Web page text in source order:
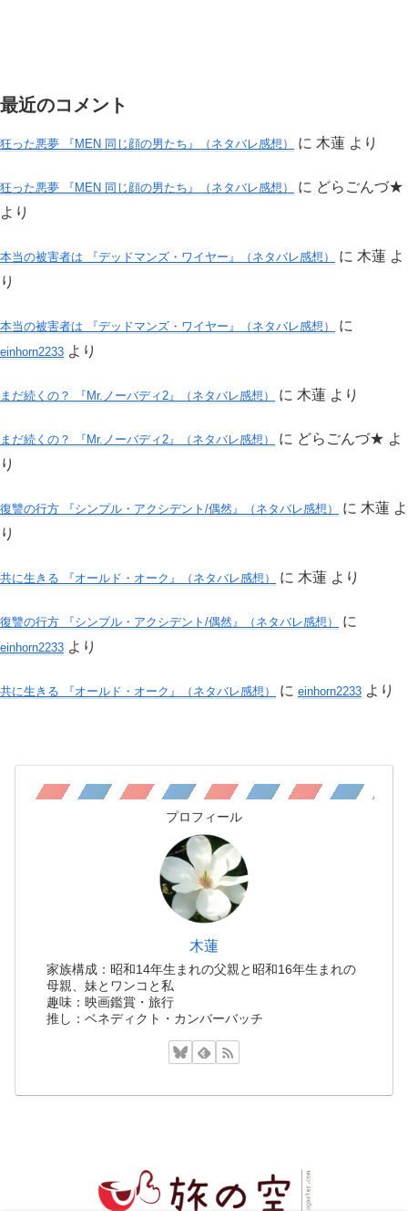
最近のコメント
狂った悪夢 『MEN 同じ顔の男たち』（ネタバレ感想） に 木蓮 より
狂った悪夢 『MEN 同じ顔の男たち』（ネタバレ感想） に どらごんづ★
より
本当の被害者は 『デッドマンズ・ワイヤー』（ネタバレ感想） に 木蓮 よ
り
本当の被害者は 『デッドマンズ・ワイヤー』（ネタバレ感想） に
einhorn2233 より
まだ続くの？ 『Mr.ノーバディ2』（ネタバレ感想） に 木蓮 より
まだ続くの？ 『Mr.ノーバディ2』（ネタバレ感想） に どらごんづ★ よ
り
復讐の行方 『シンプル・アクシデント/偶然』（ネタバレ感想） に 木蓮 よ
り
共に生きる 『オールド・オーク』（ネタバレ感想） に 木蓮 より
復讐の行方 『シンプル・アクシデント/偶然』（ネタバレ感想） に
einhorn2233 より
共に生きる 『オールド・オーク』（ネタバレ感想） に einhorn2233 より
プロフィール
木蓮
家族構成：昭和14年生まれの父親と昭和16年生まれの
母親、妹とワンコと私
趣味：映画鑑賞・旅行
推し：ベネディクト・カンバーバッチ